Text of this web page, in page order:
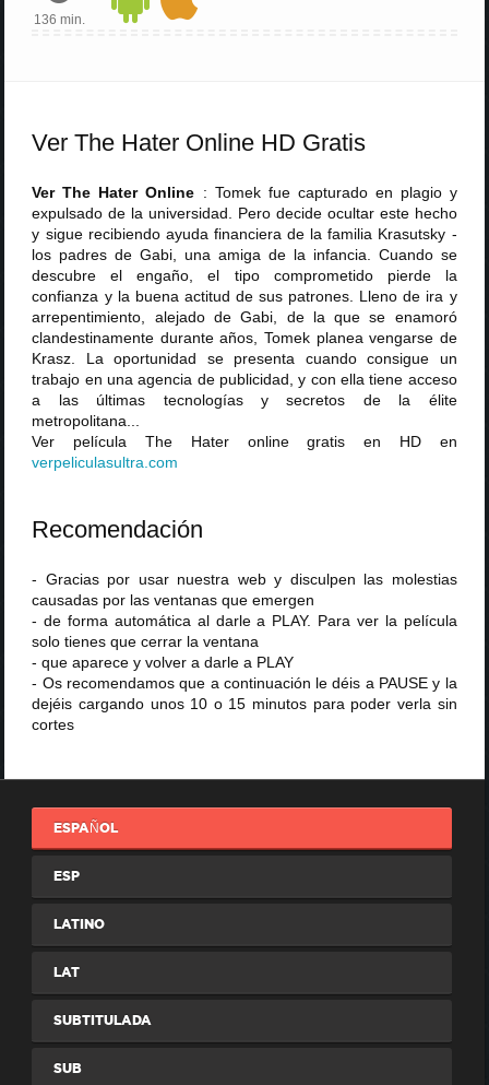
136 min.
Ver The Hater Online HD Gratis
Ver The Hater Online : Tomek fue capturado en plagio y
expulsado de la universidad. Pero decide ocultar este hecho
y sigue recibiendo ayuda financiera de la familia Krasutsky -
los padres de Gabi, una amiga de la infancia. Cuando se
descubre el engaño, el tipo comprometido pierde la
confianza y la buena actitud de sus patrones. Lleno de ira y
arrepentimiento, alejado de Gabi, de la que se enamoró
clandestinamente durante años, Tomek planea vengarse de
Krasz. La oportunidad se presenta cuando consigue un
trabajo en una agencia de publicidad, y con ella tiene acceso
a las últimas tecnologías y secretos de la élite
metropolitana...
Ver película The Hater online gratis en HD en
verpeliculasultra .com
Recomendación
- Gracias por usar nuestra web y disculpen las molestias
causadas por las ventanas que emergen
- de forma automática al darle a PLAY. Para ver la película
solo tienes que cerrar la ventana
- que aparece y volver a darle a PLAY
- Os recomendamos que a continuación le déis a PAUSE y la
dejéis cargando unos 10 o 15 minutos para poder verla sin
cortes
ESPAÑOL
ESP
LATINO
LAT
SUBTITULADA
SUB